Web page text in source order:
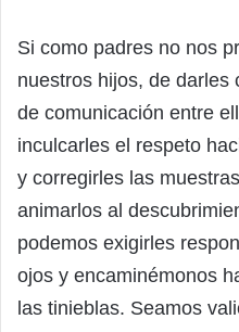
Si como padres no nos
nuestros hijos, de darles
de comunicación entre
inculcarles el respeto
y corregirles las
animarlos al
podemos exigirles
ojos y encaminémonos
las tinieblas. Seamos